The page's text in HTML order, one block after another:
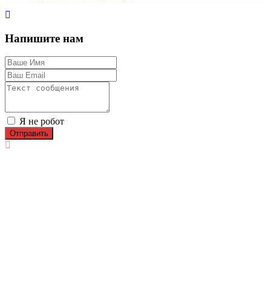
Напишите нам
Я не робот
Отправить